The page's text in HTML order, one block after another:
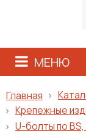
МЕНЮ
Главная
Крепежные
U-болты по BS,